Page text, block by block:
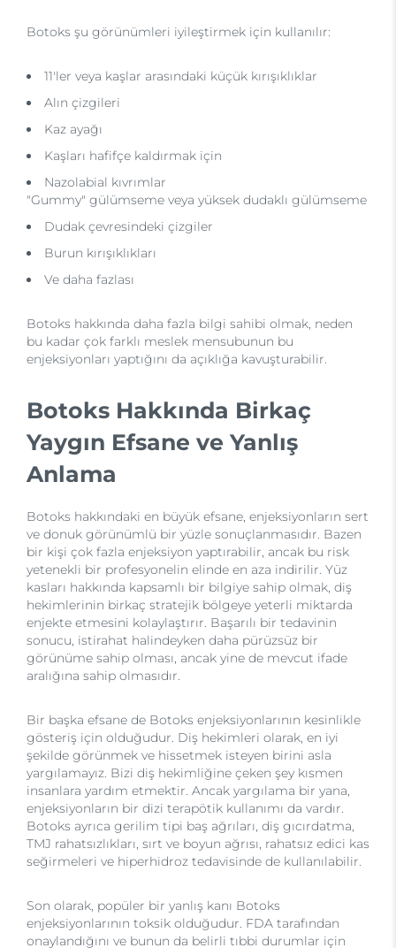
Botoks şu görünümleri iyileştirmek için kullanılır:
11'ler veya kaşlar arasındaki küçük kırışıklıklar
Alın çizgileri
Kaz ayağı
Kaşları hafifçe kaldırmak için
Nazolabial kıvrımlar
"Gummy" gülümseme veya yüksek dudaklı gülümseme
Dudak çevresindeki çizgiler
Burun kırışıklıkları
Ve daha fazlası
Botoks hakkında daha fazla bilgi sahibi olmak, neden
bu kadar çok farklı meslek mensubunun bu
enjeksiyonları yaptığını da açıklığa kavuşturabilir.
Botoks Hakkında Birkaç
Yaygın Efsane ve Yanlış
Anlama
Botoks hakkındaki en büyük efsane, enjeksiyonların sert
ve donuk görünümlü bir yüzle sonuçlanmasıdır. Bazen
bir kişi çok fazla enjeksiyon yaptırabilir, ancak bu risk
yetenekli bir profesyonelin elinde en aza indirilir. Yüz
kasları hakkında kapsamlı bir bilgiye sahip olmak, diş
hekimlerinin birkaç stratejik bölgeye yeterli miktarda
enjekte etmesini kolaylaştırır. Başarılı bir tedavinin
sonucu, istirahat halindeyken daha pürüzsüz bir
görünüme sahip olması, ancak yine de mevcut ifade
aralığına sahip olmasıdır.
Bir başka efsane de Botoks enjeksiyonlarının kesinlikle
gösteriş için olduğudur. Diş hekimleri olarak, en iyi
şekilde görünmek ve hissetmek isteyen birini asla
yargılamayız. Bizi diş hekimliğine çeken şey kısmen
insanlara yardım etmektir. Ancak yargılama bir yana,
enjeksiyonların bir dizi terapötik kullanımı da vardır.
Botoks ayrıca gerilim tipi baş ağrıları, diş gıcırdatma,
TMJ rahatsızlıkları, sırt ve boyun ağrısı, rahatsız edici kas
seğirmeleri ve hiperhidroz tedavisinde de kullanılabilir.
Son olarak, popüler bir yanlış kanı Botoks
enjeksiyonlarının toksik olduğudur. FDA tarafından
onaylandığını ve bunun da belirli tıbbi durumlar için